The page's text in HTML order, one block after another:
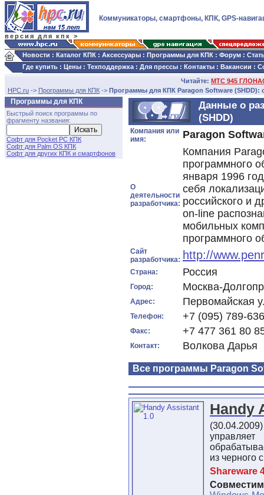
версия для кпк >
Коммуникаторы, смартфоны, КПК, GPS-
Новости : Каталог КПК : Аксессуары : Программы для КПК : Форум :
Где купить : Цены : Техподдержка : Для прессы : Контакты : Вакансии :
Читайте: МТС 945
HPC.ru -> Программы для КПК -> Программы для КПК Paragon Software (SHDD):
Программы для КПК
Быстрый поиск программы по
фрагменту названия:
Софт для Pocket PC КПК
Софт для Palm OS КПК
Софт для других КПК и смартфонов
Данные о
(SHDD)
Компания или
имя:
Paragon
О
деятельности
разработчика:
Компания
программного
января 1996
себя
российского и
on-line
мобильных
программного
Сайт
разработчика: http://
Страна: Россия
Город: Москва-
Адрес: Первомайская
Телефон: +7 (095) 789-
Факс: +7 477 361 80
Контакт: Волкова Дарья
Все программы Paragon
Handy
из черного
Shareware